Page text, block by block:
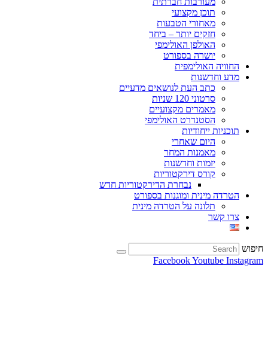
תוכן מקצועי
מאחורי הטבעות
חזקים יותר – ביחד
האולפן האולימפי
יושרה בספורט
החוויה האולימפית
מדע וחדשנות
כתב העת לנושאים מדעיים
סרטוני 120 שניות
מאמרים מקצועיים
הסטנדרט האולימפי
תוכניות ייחודיות
היום שאחרי
מאמנות המחר
יזמות וחדשנות
קורס דירקטוריות
נבחרת הדירקטוריות חדש
הטרדה מינית ומוגנות בספורט
תלונה על הטרדה מינית
צרו קשר
חיפוש
FacebookYoutube Instagram